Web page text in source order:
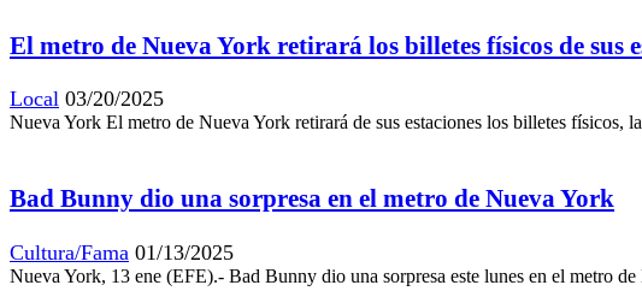
El metro de Nueva York retirará los billetes físicos de sus
Local 03/20/2025
Nueva York El metro de Nueva York retirará de sus estaciones los billetes físicos,
Bad Bunny dio una sorpresa en el metro de Nueva York
Cultura/Fama 01/13/2025
Nueva York, 13 ene (EFE).- Bad Bunny dio una sorpresa este lunes en el metro